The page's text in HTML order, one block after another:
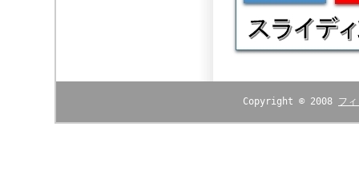
Copyright © 2008 フ